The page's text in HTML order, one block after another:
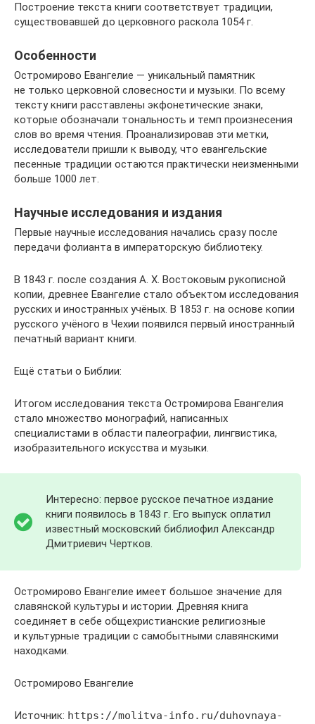
Построение текста книги соответствует традиции,
существовавшей до церковного раскола 1054 г.
Особенности
Остромирово Евангелие — уникальный памятник
не только церковной словесности и музыки. По всему
тексту книги расставлены экфонетические знаки,
которые обозначали тональность и темп произнесения
слов во время чтения. Проанализировав эти метки,
исследователи пришли к выводу, что евангельские
песенные традиции остаются практически неизменными
больше 1000 лет.
Научные исследования и издания
Первые научные исследования начались сразу после
передачи фолианта в императорскую библиотеку.
В 1843 г. после создания А. Х. Востоковым рукописной
копии, древнее Евангелие стало объектом исследования
русских и иностранных учёных. В 1853 г. на основе копии
русского учёного в Чехии появился первый иностранный
печатный вариант книги.
Ещё статьи о Библии:
Итогом исследования текста Остромирова Евангелия
стало множество монографий, написанных
специалистами в области палеографии, лингвистика,
изобразительного искусства и музыки.
Интересно: первое русское печатное издание
книги появилось в 1843 г. Его выпуск оплатил
известный московский библиофил Александр
Дмитриевич Чертков.
Остромирово Евангелие имеет большое значение для
славянской культуры и истории. Древняя книга
соединяет в себе общехристианские религиозные
и культурные традиции с самобытными славянскими
находками.
Остромирово Евангелие
Источник: https://molitva-info.ru/duhovnaya-